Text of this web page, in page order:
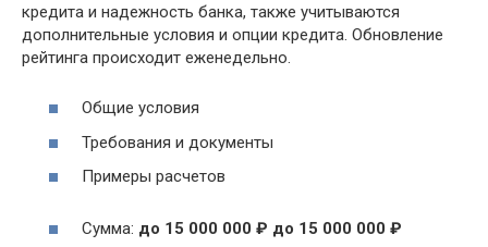
кредита и надежность банка, также учитываются
дополнительные условия и опции кредита. Обновление
рейтинга происходит еженедельно.
Общие условия
Требования и документы
Примеры расчетов
Сумма: до 15 000 000 ₽ до 15 000 000 ₽